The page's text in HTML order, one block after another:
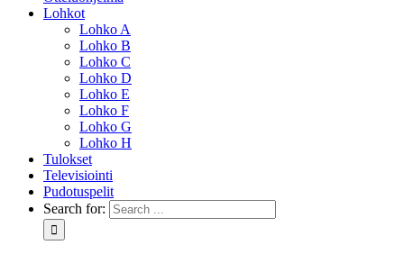
Lohkot
Lohko A
Lohko B
Lohko C
Lohko D
Lohko E
Lohko F
Lohko G
Lohko H
Tulokset
Televisiointi
Pudotuspelit
Search for: